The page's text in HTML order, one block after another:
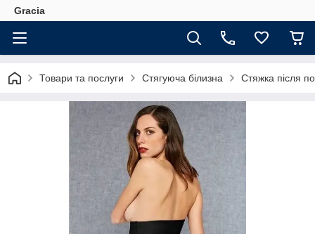
Gracia
Товари та послуги Стягуюча білизна Стяжка після